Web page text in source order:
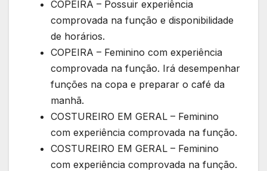
COPEIRA – Possuir experiência
comprovada na função e disponibilidade
de horários.
COPEIRA – Feminino com experiência
comprovada na função. Irá desempenhar
funções na copa e preparar o café da
manhã.
COSTUREIRO EM GERAL – Feminino
com experiência comprovada na função.
COSTUREIRO EM GERAL – Feminino
com experiência comprovada na função.